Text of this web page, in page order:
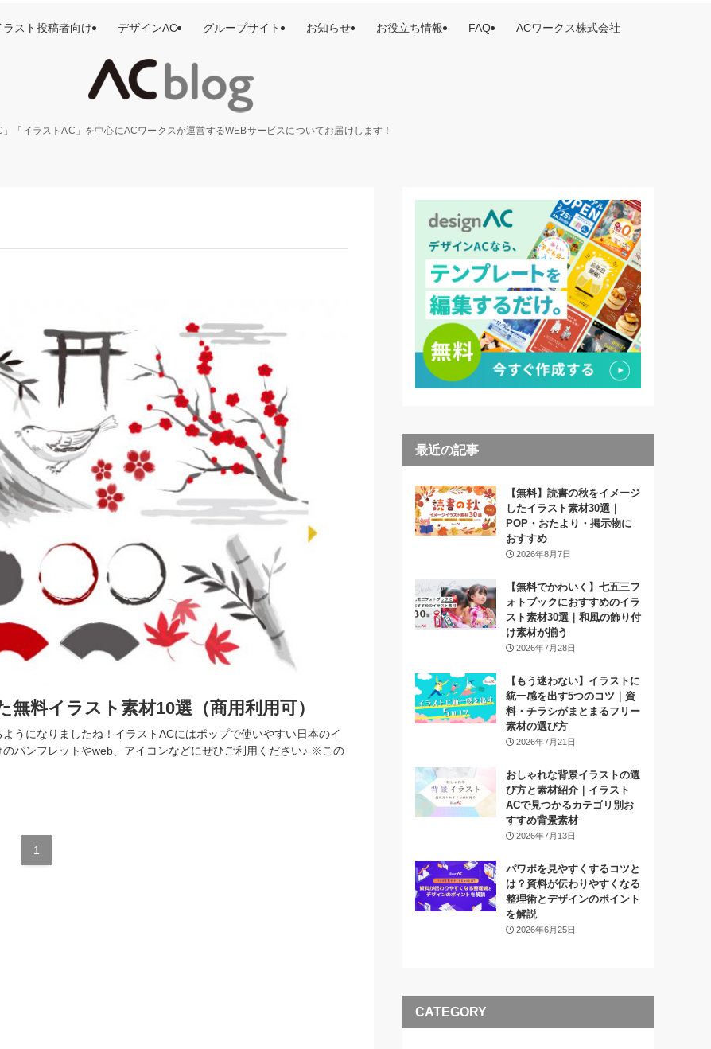
」「イラストAC」を中心にACワークスが運営するWEBサービスについてお届けします！
ラスト投稿者向け デザインAC グループサイト お知らせ お役立ち情報 FAQ ACワークス株式会社
無料イラスト素材10選（商用利用可）
うになりましたね！イラストACにはポップで使いやすい日本のイ
パンフレットやweb、アイコンなどにぜひご利用ください♪ ※この
1
最近の記事
【無料】読書の秋をイメージ
したイラスト素材30選｜
POP・おたより・掲示物に
おすすめ
2026年8月7日
【無料でかわいく】七五三フ
ォトブックにおすすめのイラ
スト素材30選｜和風の飾り付
け素材が揃う
2026年7月28日
【もう迷わない】イラストに
統一感を出す5つのコツ｜資
料・チラシがまとまるフリー
素材の選び方
2026年7月21日
おしゃれな背景イラストの選
び方と素材紹介｜イラスト
ACで見つかるカテゴリ別お
すすめ背景素材
2026年7月13日
パワポを見やすくするコツと
は？資料が伝わりやすくなる
整理術とデザインのポイント
を解説
2026年6月25日
CATEGORY